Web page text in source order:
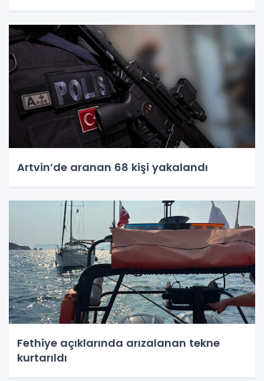
Artvin’de aranan 68 kişi yakalandı
Fethiye açıklarında arızalanan tekne
kurtarıldı